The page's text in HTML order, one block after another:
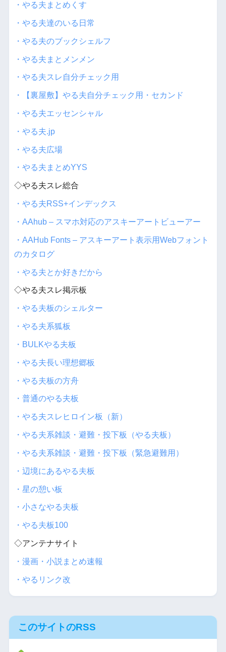
・やる夫まとめくす
・やる夫達のいる日常
・やる夫のブックシェルフ
・やる夫まとメンメン
・やる夫スレ自分チェック用
・【裏屋敷】やる夫自分チェック用・セカンド
・やる夫エッセンシャル
・やる夫.jp
・やる夫広場
・やる夫まとめYYS
◇やる夫スレ総合
・やる夫RSS+インデックス
・AAhub – スマホ対応のアスキーアートビューアー
・AAHub Fonts – アスキーアート表示用Webフォント
のカタログ
・やる夫とか好きだから
◇やる夫スレ掲示板
・やる夫板のシェルター
・やる夫系狐板
・BULKやる夫板
・やる夫長い理想郷板
・やる夫板の方舟
・普通のやる夫板
・やる夫スレヒロイン板（新）
・やる夫系雑談・避難・投下板（やる夫板）
・やる夫系雑談・避難・投下板（緊急避難用）
・辺境にあるやる夫板
・星の憩い板
・小さなやる夫板
・やる夫板100
◇アンテナサイト
・漫画・小説まとめ速報
・やるリンク改
このサイトのRSS